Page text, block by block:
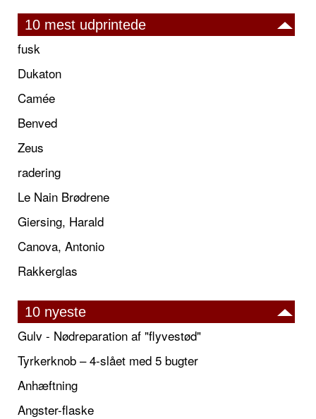
10 mest udprintede
fusk
Dukaton
Camée
Benved
Zeus
radering
Le Nain Brødrene
Giersing, Harald
Canova, Antonio
Rakkerglas
10 nyeste
Gulv - Nødreparation af "flyvestød"
Tyrkerknob – 4-slået med 5 bugter
Anhæftning
Angster-flaske